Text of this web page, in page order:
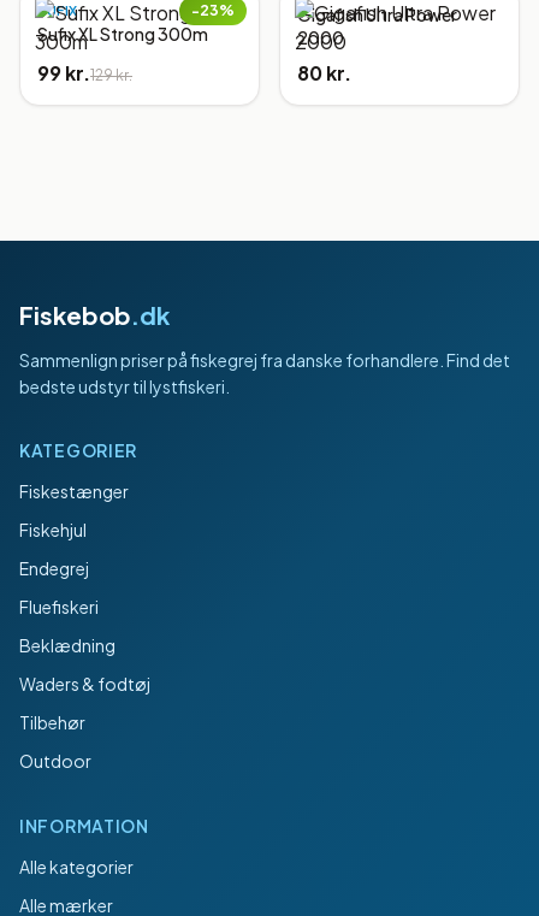
−23%
SUFIX
Sufix XL Strong 300m
99 kr.129 kr.
Gigafish Ultra Power
2000
80 kr.
Fiskebob.dk
Sammenlign priser på fiskegrej fra danske forhandlere. Find det
bedste udstyr til lystfiskeri.
KATEGORIER
Fiskestænger
Fiskehjul
Endegrej
Fluefiskeri
Beklædning
Waders & fodtøj
Tilbehør
Outdoor
INFORMATION
Alle kategorier
Alle mærker